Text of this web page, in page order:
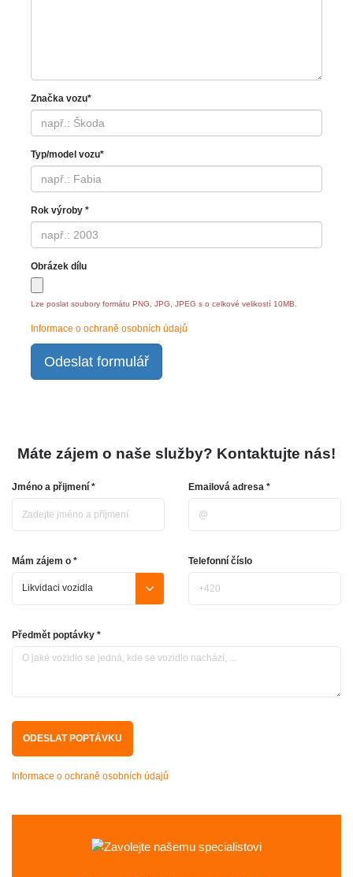
Značka vozu*
Typ/model vozu*
Rok výroby *
Obrázek dílu
Lze poslat soubory formátu PNG, JPG, JPEG s o celkové velikostí 10MB.
Informace o ochraně osobních údajů
Odeslat formulář
Máte zájem o naše služby? Kontaktujte nás!
Jméno a přijmení * Emailová adresa *
Mám zájem o * Telefonní číslo
Předmět poptávky *
Informace o ochraně osobních údajů